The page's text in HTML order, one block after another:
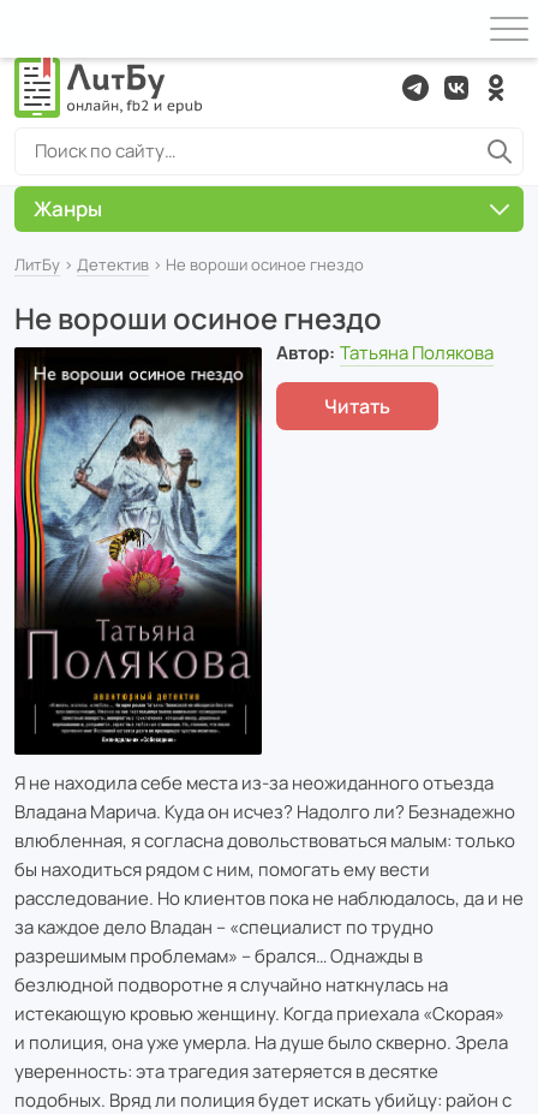
ЛитБу › Детектив › Не вороши осиное гнездо
Не вороши осиное гнездо
Автор: Татьяна Полякова
Читать
Я не находила себе места из-за неожиданного отъезда
Владана Марича. Куда он исчез? Надолго ли? Безнадежно
влюбленная, я согласна довольствоваться малым: только
бы находиться рядом с ним, помогать ему вести
расследование. Но клиентов пока не наблюдалось, да и не
за каждое дело Владан – «специалист по трудно
разрешимым проблемам» – брался… Однажды в
безлюдной подворотне я случайно наткнулась на
истекающую кровью женщину. Когда приехала «Скорая»
и полиция, она уже умерла. На душе было скверно. Зрела
уверенность: эта трагедия затеряется в десятке
подобных. Вряд ли полиция будет искать убийцу: район с
Жанры